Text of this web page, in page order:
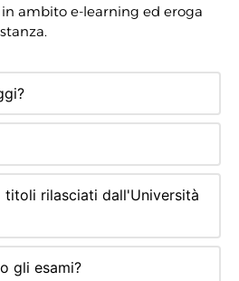
ambito e-learning ed eroga
titoli rilasciati dall'Università
gli esami?